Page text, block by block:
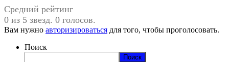
Средний рейтинг
0 из 5 звезд. 0 голосов.
Вам нужно авторизироваться для того, чтобы проголосовать.
Поиск
Поиск